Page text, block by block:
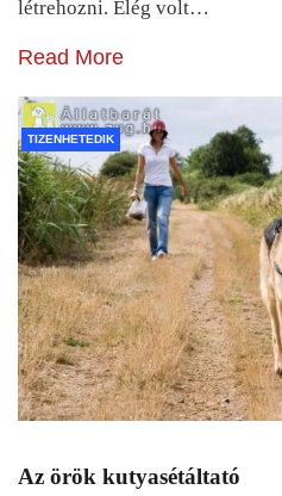
létrehozni. Elég volt…
Read More
TIZENHETEDIK
Az örök kutyasétáltató